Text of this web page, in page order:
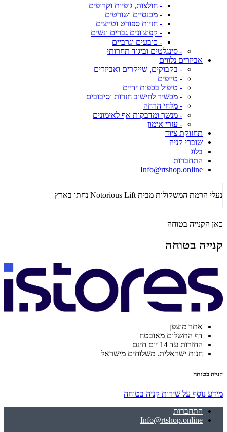
- חולצות, גופיות וקרופים
- מכנסיים ושורטים
- חזיות ספורט וטייצים
- קפוצ'ונים גברים ונשים
- כובעים וגרביים
- סינגלטים וביגוד תחרותי
אביזרים נלווים
- בקבוקים, שייקרים ואביזרים
- טייפים
- טיפול בכפות ידיים
- מכשיר לחישוב חזרות וסיבובים
- מלחי הרחה
- מנשך ומדבקות אף לאימונים
- עזרי אימון
תחזוקת ציוד
שוברי קניה
בלוג
התחברות
Info@rtshop.online
נעלי הרמת המשקולות מבית Notorious Lift נחתו בארץ
כאן הקנייה בטוחה
קנייה בטוחה
אתר מוצפן
דף התשלום מאובטח
החזרות עד 14 יום חינם
חנות ישראלית. משלוחים מישראל
קנייה בטוחה
מידע נוסף על שירות קניה בטוחה
התחברות
Info@rtshop.online